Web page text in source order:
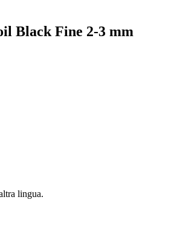
Black Fine 2-3 mm
lingua.